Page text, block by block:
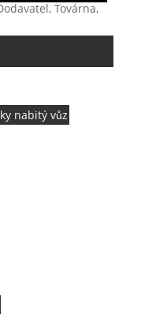
Továrna,
nabitý vůz